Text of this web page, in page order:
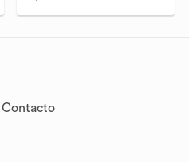
Contacto